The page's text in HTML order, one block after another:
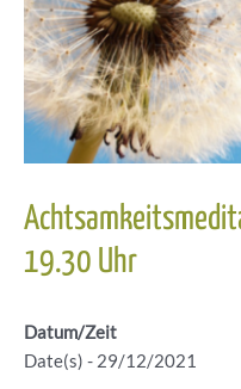
19.30 Uhr
Datum/Zeit
Date(s) - 29/12/2021